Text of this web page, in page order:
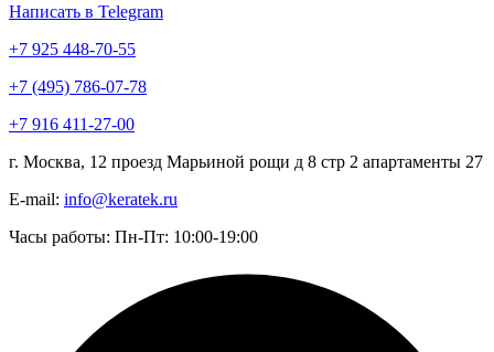
Написать в Telegram
+7 925 448-70-55
+7 (495) 786-07-78
+7 916 411-27-00
г. Москва, 12 проезд Марьиной рощи д 8 стр 2 апартаменты 27
E-mail: info@keratek.ru
Часы работы: Пн-Пт: 10:00-19:00